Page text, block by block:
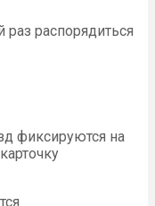
распорядиться
фиксируются на